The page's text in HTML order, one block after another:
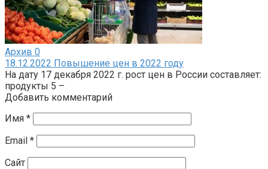
Архив 0
18.12.2022 Повышение цен в 2022 году
На дату 17 декабря 2022 г. рост цен в России составляет:
продукты 5 –
Добавить комментарий
Имя *
Email *
Сайт